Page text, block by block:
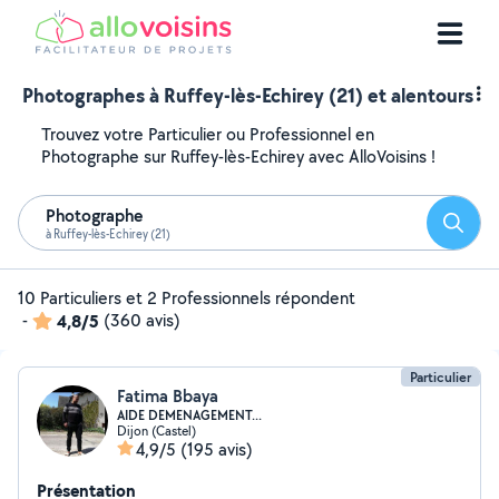
Photographes à Ruffey-lès-Echirey (21) et alentours
Trouvez votre Particulier ou Professionnel en
Photographe sur Ruffey-lès-Echirey avec AlloVoisins !
Photographe
à Ruffey-lès-Echirey (21)
10 Particuliers et 2 Professionnels répondent
-
4,8/5 (360 avis)
Particulier
Fatima Bbaya
AIDE DEMENAGEMENT...
Dijon (Castel)
4,9/5 (195 avis)
Présentation